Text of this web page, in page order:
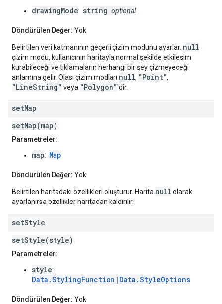
drawingMode: string optional
Döndürülen Değer: Yok
Belirtilen veri katmanının geçerli çizim modunu ayarlar. null
çizim modu, kullanıcının haritayla normal şekilde etkileşim
kurabileceği ve tıklamaların herhangi bir şey çizmeyeceği
anlamına gelir. Olası çizim modları null, "Point",
"LineString" veya "Polygon"'dir.
setMap
setMap(map)
Parametreler:
map: Map
Döndürülen Değer: Yok
Belirtilen haritadaki özellikleri oluşturur. Harita null olarak
ayarlanırsa özellikler haritadan kaldırılır.
setStyle
setStyle(style)
Parametreler:
style:
Data.StylingFunction | Data.StyleOptions
Döndürülen Değer: Yok